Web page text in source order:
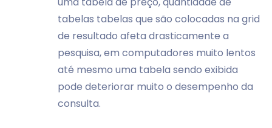
tabelas tabelas que são colocadas na grid
de resultado afeta drasticamente a
pesquisa, em computadores muito lentos
até mesmo uma tabela sendo exibida
pode deteriorar muito o desempenho da
consulta.